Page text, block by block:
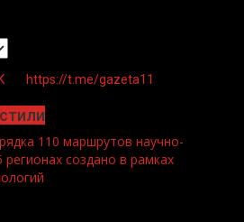
https://t.me/gazeta11
110 маршрутов научно-
создано в рамках